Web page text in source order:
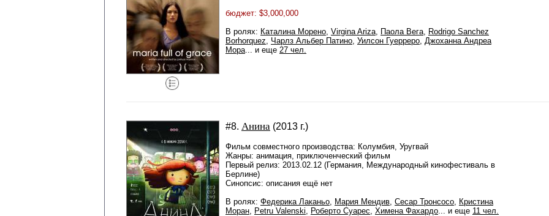
бюджет: $3,000,000
В ролях: Каталина Морено, Virgina Ariza, Паола Вега, Rodrigo Sanchez
Borhorquez, Чарлз Альбер Патино, Уилсон Гуерреро, Джоханна Андреа
Мора... и еще 27 чел.
#8. Анина (2013 г.)
Фильм совместного производства: Колумбия, Уругвай
Жанры: анимация, приключенческий фильм
Первый релиз: 2013.02.12 (Германия, Международный кинофестиваль в
Берлине)
Синопсис: описания ещё нет
В ролях: Федерика Лаканьо, Мария Мендив, Сесар Тронсосо, Кристина
Моран, Petru Valenski, Роберто Суарес, Химена Фахардо... и еще 11 чел.